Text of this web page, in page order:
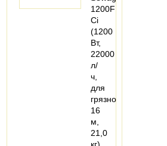
1200F
Ci
(1200
Вт,
22000
л/
ч,
для
грязной,
16
м,
21,0